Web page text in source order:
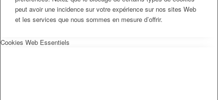
peut avoir une incidence sur votre expérience sur nos sites Web
et les services que nous sommes en mesure d’offrir.
Cookies Web Essentiels